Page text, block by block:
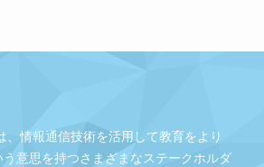
、情報通信技術を活用して教育をより
意思を持つさまざまなステークホルダ